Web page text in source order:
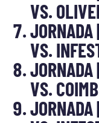
VS.
VS.
VS.